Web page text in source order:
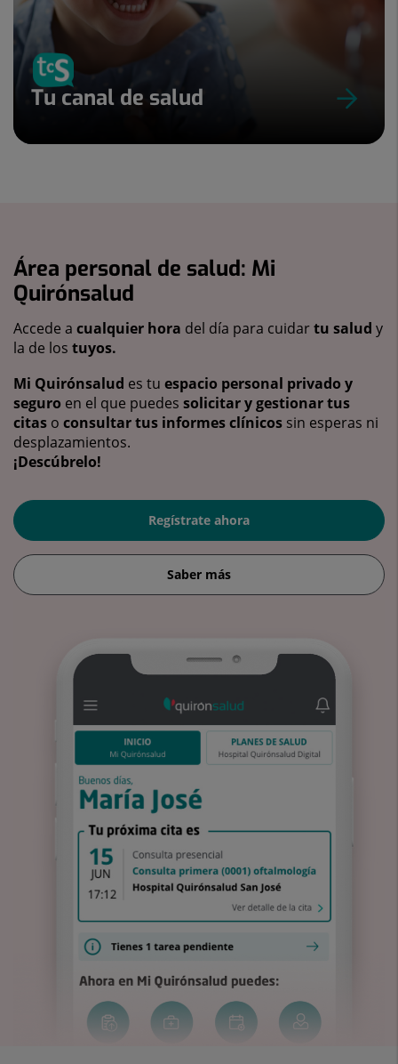
Tu canal de salud
Área personal de salud: Mi
Quirónsalud
Accede a cualquier hora del día para cuidartu salud y
la de los tuyos.
Mi Quirónsalud es tu espacio personal privado y
seguro en el que puedes solicitar y gestionar tus
citas o consultar tus informes clínicos sin esperas ni
desplazamientos.
¡Descúbrelo!
Regístrate ahora
Saber más